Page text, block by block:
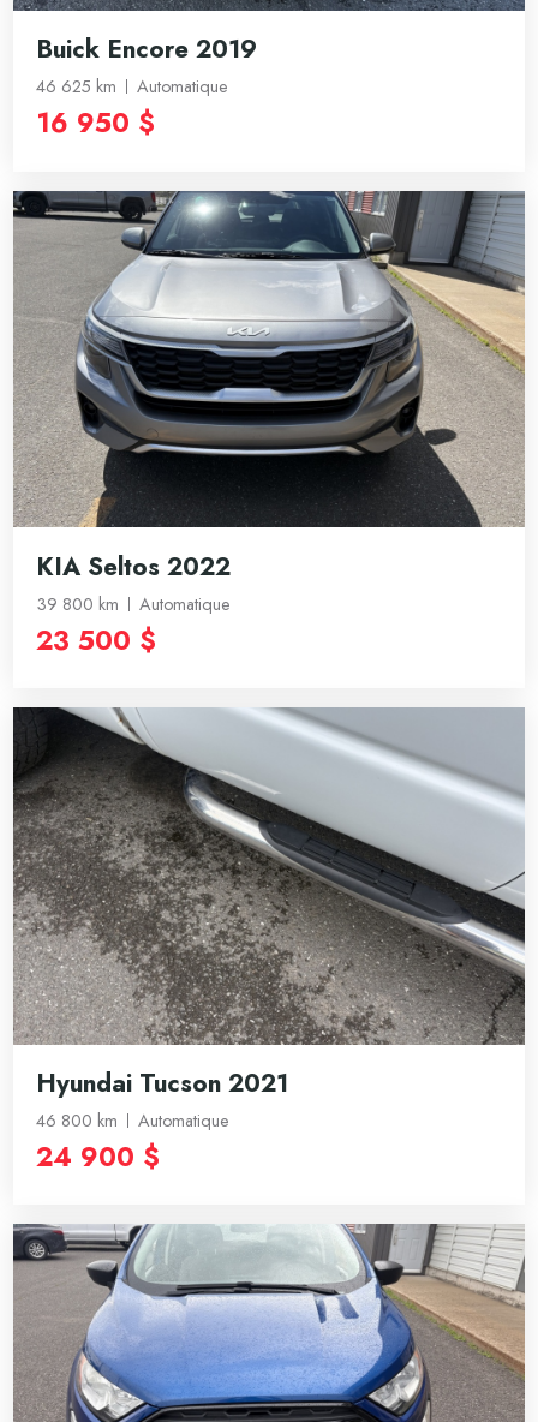
Buick Encore 2019
46 625 km Automatique
16 950 $
KIA Seltos 2022
39 800 km Automatique
23 500 $
Hyundai Tucson 2021
46 800 km Automatique
24 900 $